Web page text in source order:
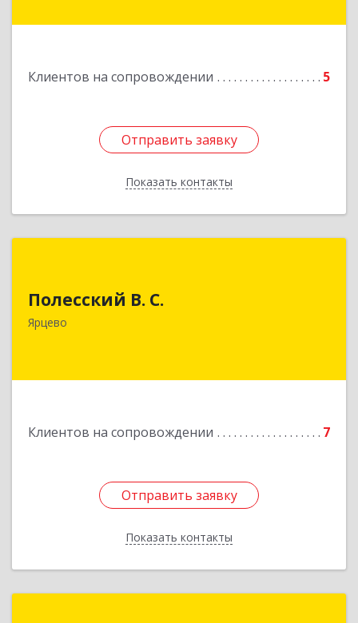
Клиентов на сопровождении 5
Отправить заявку
Показать контакты
Отправить заявку
Назад
Полесский В. С.
Ярцево
Клиентов на сопровождении 7
Отправить заявку
Показать контакты
215800,Смоленская обл. г. Ярцево,
Отправить заявку
Назад